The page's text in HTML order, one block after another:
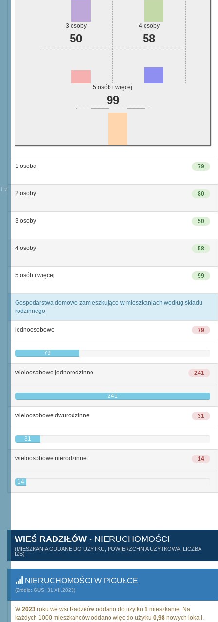
3 osoby
50
4 osoby
58
5 osób i więcej
99
79
1 osoba
80
2 osoby
50
3 osoby
58
4 osoby
99
5 osób i więcej
Gospodarstwa domowe zamieszkujące w mieszkaniach według składu
rodzinnego
79
jednoosobowe
79
241
wieloosobowe jednorodzinne
241
31
wieloosobowe dwurodzinne
31
14
wieloosobowe nierodzinne
14
WIEŚ RADZIŁÓW - NIERUCHOMOŚCI
(MIESZKANIA ODDANE DO UŻYTKU, POWIERZCHNIA UŻYTKOWA, LICZBA
IZB)
NIERUCHOMOŚCI W PIGUŁCE
(Źródło: GUS, 31.XII.2023)
W2023 roku we wsi Radziłów oddano do użytku 1 mieszkanie. Na
każdych 1000 mieszkańców oddano więc do użytku 0,98 nowych lokali.